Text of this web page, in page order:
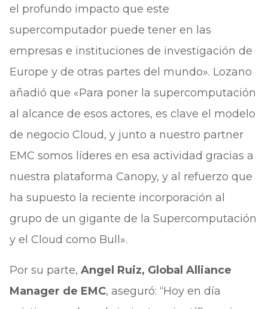
el profundo impacto que este
supercomputador puede tener en las
empresas e instituciones de investigación de
Europe y de otras partes del mundo». Lozano
añadió que «Para poner la supercomputación
al alcance de esos actores, es clave el modelo
de negocio Cloud, y junto a nuestro partner
EMC somos líderes en esa actividad gracias a
nuestra plataforma Canopy, y al refuerzo que
ha supuesto la reciente incorporación al
grupo de un gigante de la Supercomputación
y el Cloud como Bull».
Por su parte, Angel Ruiz, Global Alliance
Manager de EMC, aseguró: “Hoy en día